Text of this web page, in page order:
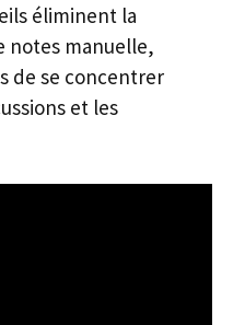
éliminent la
notes manuelle,
de se concentrer
et les